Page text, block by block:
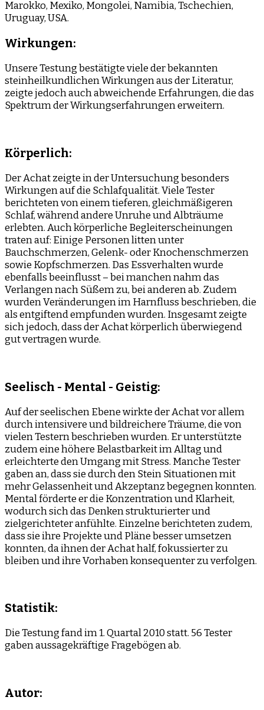
Marokko, Mexiko, Mongolei, Namibia, Tschechien,
Uruguay, USA.
Wirkungen:
Unsere Testung bestätigte viele der bekannten
steinheilkundlichen Wirkungen aus der Literatur,
zeigte jedoch auch abweichende Erfahrungen, die das
Spektrum der Wirkungserfahrungen erweitern.
Körperlich:
Der Achat zeigte in der Untersuchung besonders
Wirkungen auf die Schlafqualität. Viele Tester
berichteten von einem tieferen, gleichmäßigeren
Schlaf, während andere Unruhe und Albträume
erlebten. Auch körperliche Begleiterscheinungen
traten auf: Einige Personen litten unter
Bauchschmerzen, Gelenk- oder Knochenschmerzen
sowie Kopfschmerzen. Das Essverhalten wurde
ebenfalls beeinflusst – bei manchen nahm das
Verlangen nach Süßem zu, bei anderen ab. Zudem
wurden Veränderungen im Harnfluss beschrieben, die
als entgiftend empfunden wurden. Insgesamt zeigte
sich jedoch, dass der Achat körperlich überwiegend
gut vertragen wurde.
Seelisch - Mental - Geistig:
Auf der seelischen Ebene wirkte der Achat vor allem
durch intensivere und bildreichere Träume, die von
vielen Testern beschrieben wurden. Er unterstützte
zudem eine höhere Belastbarkeit im Alltag und
erleichterte den Umgang mit Stress. Manche Tester
gaben an, dass sie durch den Stein Situationen mit
mehr Gelassenheit und Akzeptanz begegnen konnten.
Mental förderte er die Konzentration und Klarheit,
wodurch sich das Denken strukturierter und
zielgerichteter anfühlte. Einzelne berichteten zudem,
dass sie ihre Projekte und Pläne besser umsetzen
konnten, da ihnen der Achat half, fokussierter zu
bleiben und ihre Vorhaben konsequenter zu verfolgen.
Statistik:
Die Testung fand im 1. Quartal 2010 statt. 56 Tester
gaben aussagekräftige Fragebögen ab.
Autor: